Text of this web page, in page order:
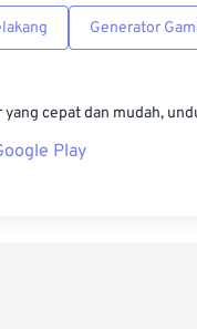
Generator
cepat dan mudah,